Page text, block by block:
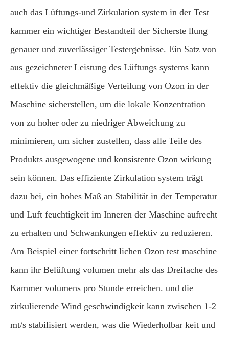
auch das Lüftungs-und Zirkulation system in der Test
kammer ein wichtiger Bestandteil der Sicherste llung
genauer und zuverlässiger Testergebnisse. Ein Satz von
aus gezeichneter Leistung des Lüftungs systems kann
effektiv die gleichmäßige Verteilung von Ozon in der
Maschine sicherstellen, um die lokale Konzentration
von zu hoher oder zu niedriger Abweichung zu
minimieren, um sicher zustellen, dass alle Teile des
Produkts ausgewogene und konsistente Ozon wirkung
sein können. Das effiziente Zirkulation system trägt
dazu bei, ein hohes Maß an Stabilität in der Temperatur
und Luft feuchtigkeit im Inneren der Maschine aufrecht
zu erhalten und Schwankungen effektiv zu reduzieren.
Am Beispiel einer fortschritt lichen Ozon test maschine
kann ihr Belüftung volumen mehr als das Dreifache des
Kammer volumens pro Stunde erreichen. und die
zirkulierende Wind geschwindigkeit kann zwischen 1-2
mt/s stabilisiert werden, was die Wiederholbar keit und